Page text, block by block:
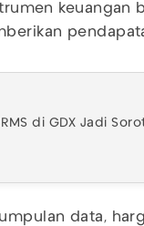
keuangan
di GDX Jadi
data,